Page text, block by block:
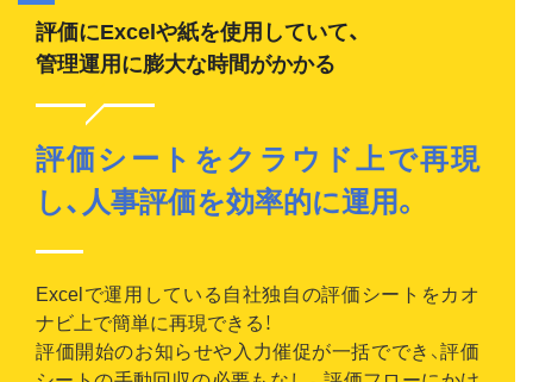
評価にExcelや紙を使用していて、
管理運用に膨大な時間がかかる
評価シートをクラウド上で再現
し、人事評価を効率的に運用。
Excelで運用している自社独自の評価シートをカオ
ナビ上で簡単に再現できる！
評価開始のお知らせや入力催促が一括ででき、評価